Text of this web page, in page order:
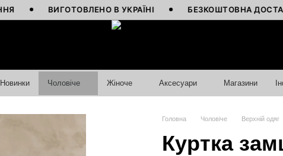
ВИГОТОВЛЕНО В УКРАЇНІ БЕЗКОШТОВНА ДОСТАВКА
Новинки Чоловіче Жіноче Аксесуари Магазини
Головна Чоловіче Верхній одяг
Куртка